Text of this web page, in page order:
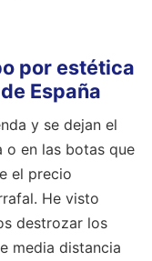
por estética
España
y se dejan el
o en las botas que
el precio
He visto
destrozar los
media distancia